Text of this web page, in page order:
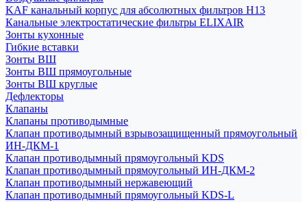
KAF канальный корпус для абсолютных фильтров H13
Канальные электростатические фильтры ELIXAIR
Зонты кухонные
Гибкие вставки
Зонты ВШ
Зонты ВШ прямоугольные
Зонты ВШ круглые
Дефлекторы
Клапаны
Клапаны противодымные
Клапан противодымный взрывозащищенный прямоугольный
ИН-ДКМ-1
Клапан противодымный прямоугольный KDS
Клапан противодымный прямоугольный ИН-ДКМ-2
Клапан противодымный нержавеющий
Клапан противодымный прямоугольный KDS-L